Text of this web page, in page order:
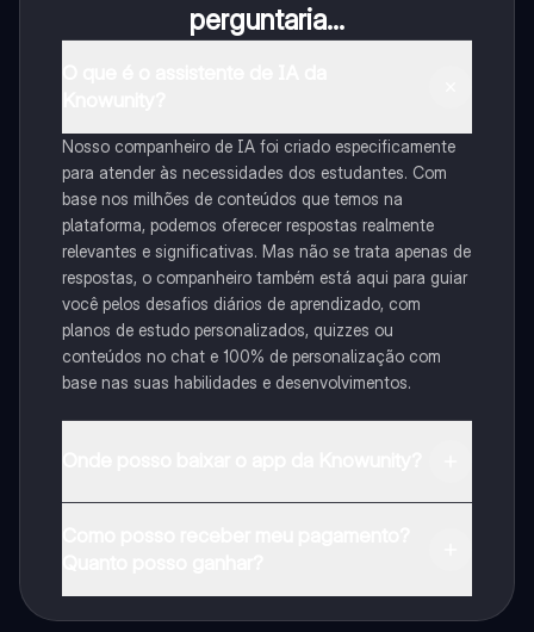
perguntaria...
Nosso companheiro de IA foi criado especificamente
para atender às necessidades dos estudantes. Com
base nos milhões de conteúdos que temos na
plataforma, podemos oferecer respostas realmente
relevantes e significativas. Mas não se trata apenas de
respostas, o companheiro também está aqui para guiar
você pelos desafios diários de aprendizado, com
planos de estudo personalizados, quizzes ou
conteúdos no chat e 100% de personalização com
base nas suas habilidades e desenvolvimentos.